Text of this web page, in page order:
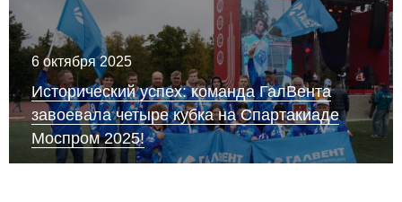
6 октября 2025
Исторический успех: команда ГалВента
завоевала четыре кубка на Спартакиаде
Моспром 2025!